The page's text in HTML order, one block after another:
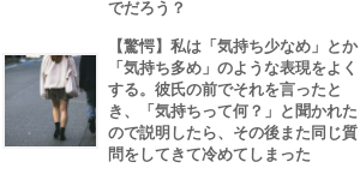
でだろう？
【驚愕】私は「気持ち少なめ」とか
「気持ち多め」のような表現をよく
する。彼氏の前でそれを言ったと
き、「気持ちって何？」と聞かれた
ので説明したら、その後また同じ質
問をしてきて冷めてしまった